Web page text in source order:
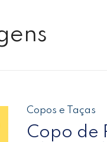
Copos e Taças
Copo de